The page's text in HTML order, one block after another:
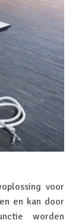
voor
en kan door
worden